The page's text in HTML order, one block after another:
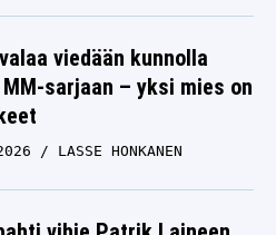
viedään kunnolla
sarjaan – yksi mies on
LASSE HONKANEN